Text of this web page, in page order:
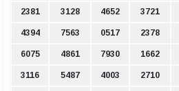
2381 3128 4652 3721
4394 7563 0517 2378
6075 4861 7930 1662
3116 5487 4003 2710